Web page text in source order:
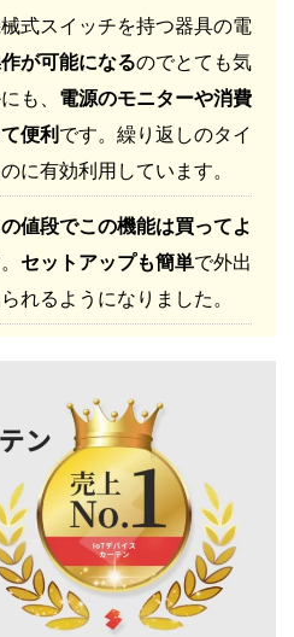
式スイッチを持つ器具の電
が可能になるのでとても気
も、 電源のモニターや消費
便利 です。繰り返しのタイ
に有効利用しています。
値段でこの機能は買ってよ
セットアップも簡単で外出
れるようになりました。